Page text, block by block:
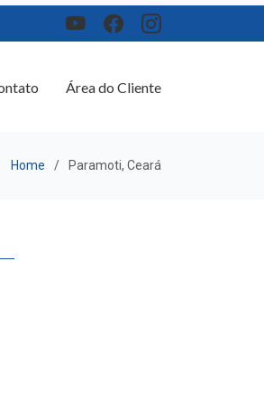
Área do Cliente
Home Paramoti, Ceará